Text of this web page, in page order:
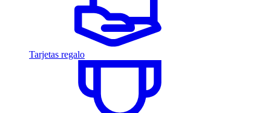
Tarjetas regalo